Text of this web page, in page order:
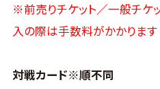
※前売りチケット／一般チケ
入の際は手数料がかかります
対戦カード※順不同